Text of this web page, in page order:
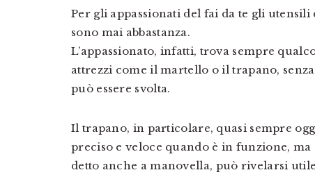
Per gli appassionati del fai da te gli
sono mai abbastanza.
L’appassionato, infatti, trova sempre
attrezzi come il martello o il trapano,
può essere svolta.
Il trapano, in particolare, quasi sempre
preciso e veloce quando è in funzione,
detto anche a manovella, può rivelarsi